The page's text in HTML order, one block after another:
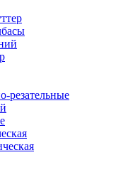
резательные